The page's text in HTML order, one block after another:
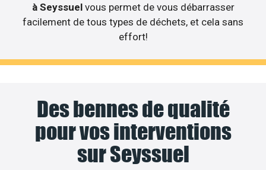
à Seyssuel vous permet de vous débarrasser
facilement de tous types de déchets, et cela sans
effort!
Des bennes de qualité
pour vos interventions
sur Seyssuel